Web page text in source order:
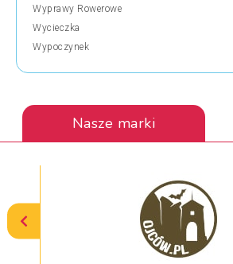
Wyprawy Rowerowe
Wycieczka
Wypoczynek
Nasze marki